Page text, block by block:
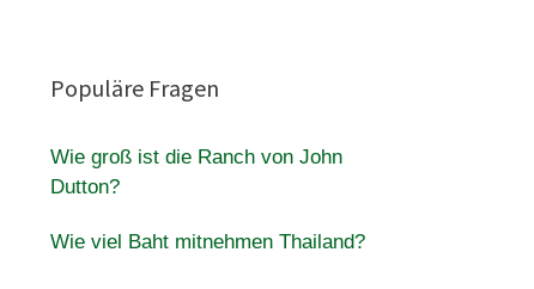
Populäre Fragen
Wie groß ist die Ranch von John
Dutton?
Wie viel Baht mitnehmen Thailand?